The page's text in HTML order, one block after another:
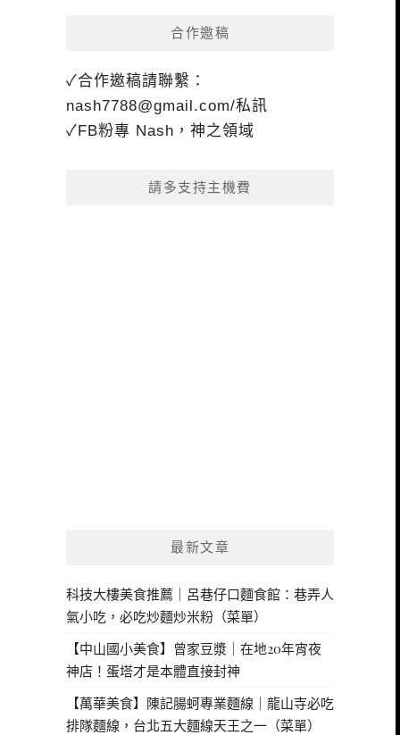
合作邀稿
✓合作邀稿請聯繫：
nash7788@gmail.com/私訊
✓FB粉專 Nash，神之領域
請多支持主機費
最新文章
科技大樓美食推薦｜呂巷仔口麵食館：巷弄人
氣小吃，必吃炒麵炒米粉（菜單）
【中山國小美食】曾家豆漿｜在地20年宵夜
神店！蛋塔才是本體直接封神
【萬華美食】陳記腸蚵專業麵線｜龍山寺必吃
排隊麵線，台北五大麵線天王之一（菜單）